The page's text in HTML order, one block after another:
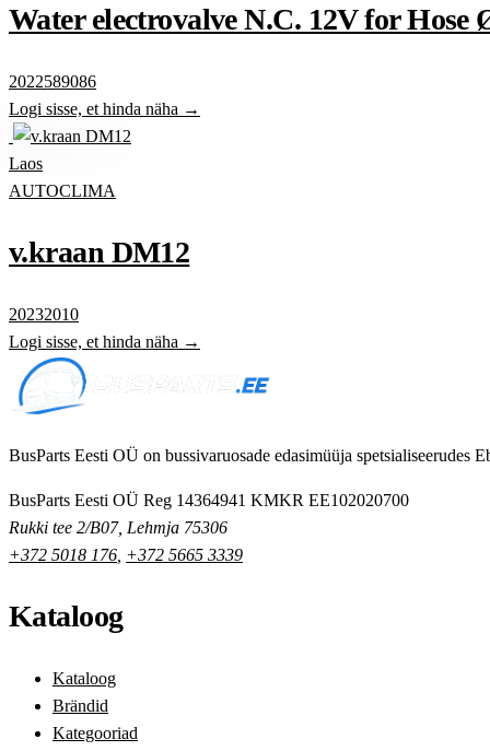
Water electrovalve N.C. 12V for Hose
2022589086
Logi sisse, et hinda näha →
Laos
AUTOCLIMA
v.kraan DM12
20232010
Logi sisse, et hinda näha →
BusParts Eesti OÜ on bussivaruosade edasimüüja spetsialiseerudes
BusParts Eesti OÜ Reg 14364941 KMKR EE102020700
Rukki tee 2/B07, Lehmja 75306
+372 5018 176 +372 5665 3339
Kataloog
Kataloog
Brändid
Kategooriad